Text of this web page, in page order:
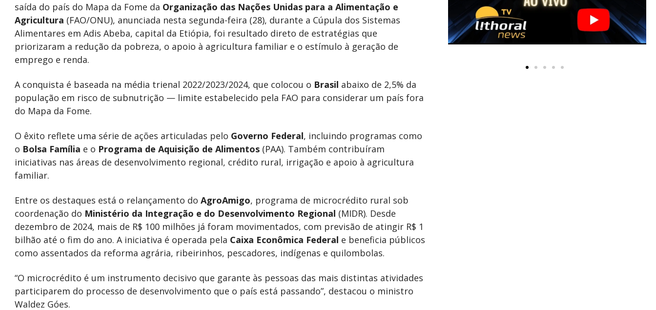
saída do país do Mapa da Fome da Organização das Nações Unidas para a Alimentação e
Agricultura (FAO/ONU), anunciada nesta segunda-feira (28), durante a Cúpula dos Sistemas
Alimentares em Adis Abeba, capital da Etiópia, foi resultado direto de estratégias que
priorizaram a redução da pobreza, o apoio à agricultura familiar e o estímulo à geração de
emprego e renda.
A conquista é baseada na média trienal 2022/2023/2024, que colocou o Brasil abaixo de 2,5% da
população em risco de subnutrição — limite estabelecido pela FAO para considerar um país fora
do Mapa da Fome.
O êxito reflete uma série de ações articuladas pelo Governo Federal, incluindo programas como
o Bolsa Família e o Programa de Aquisição de Alimentos (PAA). Também contribuíram
iniciativas nas áreas de desenvolvimento regional, crédito rural, irrigação e apoio à agricultura
familiar.
Entre os destaques está o relançamento do AgroAmigo, programa de microcrédito rural sob
coordenação do Ministério da Integração e do Desenvolvimento Regional (MIDR). Desde
dezembro de 2024, mais de R$ 100 milhões já foram movimentados, com previsão de atingir R$ 1
bilhão até o fim do ano. A iniciativa é operada pela Caixa Econômica Federal e beneficia públicos
como assentados da reforma agrária, ribeirinhos, pescadores, indígenas e quilombolas.
“O microcrédito é um instrumento decisivo que garante às pessoas das mais distintas atividades
participarem do processo de desenvolvimento que o país está passando”, destacou o ministro
Waldez Góes.